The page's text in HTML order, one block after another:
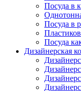
Посуда в
Посуда в
Посуда
Дизайнерская